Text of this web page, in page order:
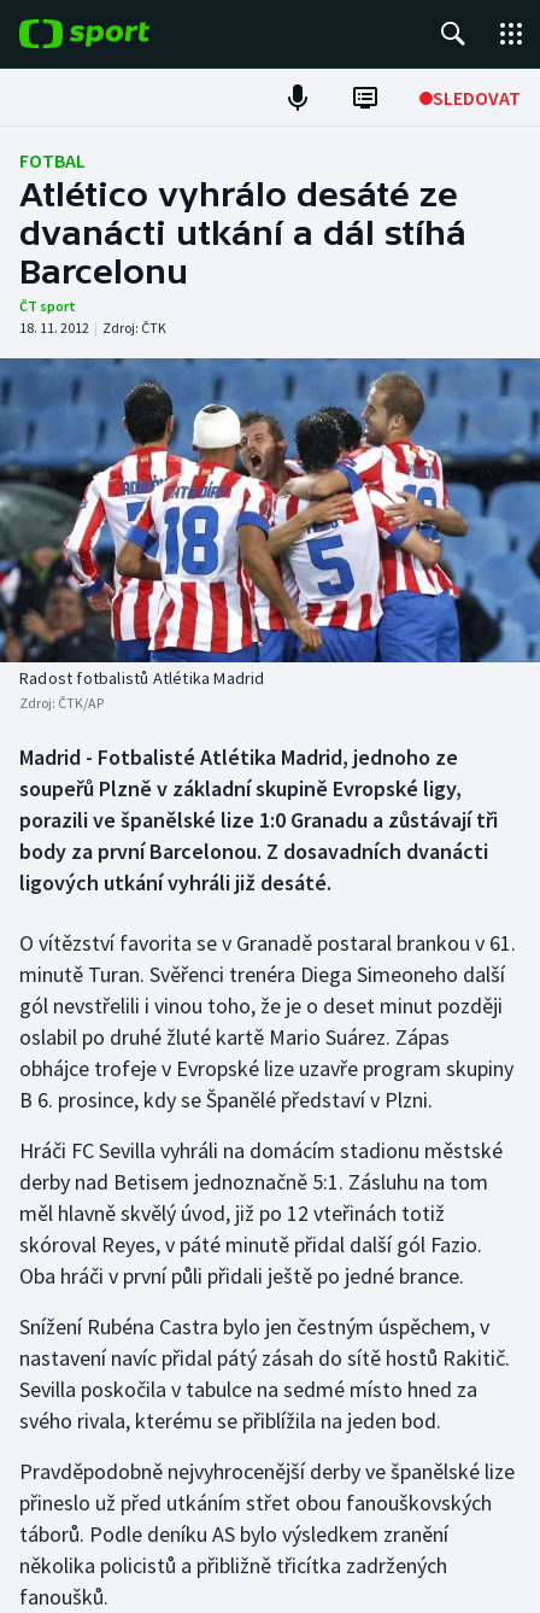
SLEDOVAT
Fotbal
Hokej
Tenis
Atletika
Cyklistika
DALŠÍ SPORTY
Americký fotbal
Baseball a softbal
Basketbal
Biatlon
Box
Curling
Florbal
Futsal
Golf
Gymnastika
Házená
Jezdectví
Krasobruslení
Lezení
Lyže a snowboard
Moderní pětiboj
Motorsport
NEPŘEHLÉDNĚTE
Soutěže
Historické návraty
Aplikace ČT sport
FOTBAL
Atlético vyhrálo desáté ze
dvanácti utkání a dál stíhá
Barcelonu
ČT sport
18. 11. 2012 | Zdroj: ČTK
Radost fotbalistů Atlétika Madrid
Zdroj: ČTK/AP
Madrid - Fotbalisté Atlétika Madrid, jednoho ze
soupeřů Plzně v základní skupině Evropské ligy,
porazili ve španělské lize 1:0 Granadu a zůstávají tři
body za první Barcelonou. Z dosavadních dvanácti
ligových utkání vyhráli již desáté.
O vítězství favorita se v Granadě postaral brankou v 61.
minutě Turan. Svěřenci trenéra Diega Simeoneho další
gól nevstřelili i vinou toho, že je o deset minut později
oslabil po druhé žluté kartě Mario Suárez. Zápas
obhájce trofeje v Evropské lize uzavře program skupiny
B 6. prosince, kdy se Španělé představí v Plzni.
Hráči FC Sevilla vyhráli na domácím stadionu městské
derby nad Betisem jednoznačně 5:1. Zásluhu na tom
měl hlavně skvělý úvod, již po 12 vteřinách totiž
skóroval Reyes, v páté minutě přidal další gól Fazio.
Oba hráči v první půli přidali ještě po jedné brance.
Snížení Rubéna Castra bylo jen čestným úspěchem, v
nastavení navíc přidal pátý zásah do sítě hostů Rakitič.
Sevilla poskočila v tabulce na sedmé místo hned za
svého rivala, kterému se přiblížila na jeden bod.
Pravděpodobně nejvyhrocenější derby ve španělské lize
přineslo už před utkáním střet obou fanouškovských
táborů. Podle deníku AS bylo výsledkem zranění
několika policistů a přibližně třicítka zadržených
fanoušků.